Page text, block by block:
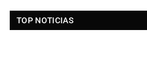
TOP NOTICIAS